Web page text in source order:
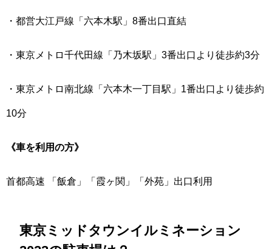
・都営大江戸線「六本木駅」8番出口直結
・東京メトロ千代田線「乃木坂駅」3番出口より徒歩約3分
・東京メトロ南北線「六本木一丁目駅」1番出口より徒歩約
10分
《車を利用の方》
首都高速 「飯倉」「霞ヶ関」「外苑」出口利用
東京ミッドタウンイルミネーション